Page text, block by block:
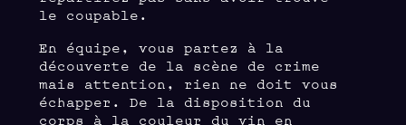
le coupable.
En équipe, vous partez à la
découverte de la scène de crime
mais attention, rien ne doit vous
échapper. De la disposition du
corps à la couleur du vin en